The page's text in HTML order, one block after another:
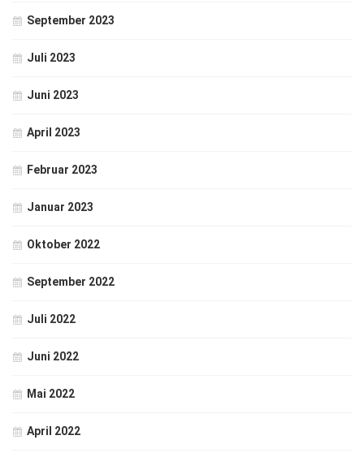
September 2023
Juli 2023
Juni 2023
April 2023
Februar 2023
Januar 2023
Oktober 2022
September 2022
Juli 2022
Juni 2022
Mai 2022
April 2022